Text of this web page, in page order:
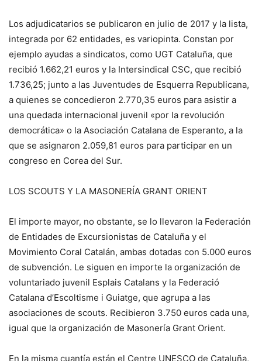
Los adjudicatarios se publicaron en julio de 2017 y la lista,
integrada por 62 entidades, es variopinta. Constan por
ejemplo ayudas a sindicatos, como UGT Cataluña, que
recibió 1.662,21 euros y la Intersindical CSC, que recibió
1.736,25; junto a las Juventudes de Esquerra Republicana,
a quienes se concedieron 2.770,35 euros para asistir a
una quedada internacional juvenil «por la revolución
democrática» o la Asociación Catalana de Esperanto, a la
que se asignaron 2.059,81 euros para participar en un
congreso en Corea del Sur.
LOS SCOUTS Y LA MASONERÍA GRANT ORIENT
El importe mayor, no obstante, se lo llevaron la Federación
de Entidades de Excursionistas de Cataluña y el
Movimiento Coral Catalán, ambas dotadas con 5.000 euros
de subvención. Le siguen en importe la organización de
voluntariado juvenil Esplais Catalans y la Federació
Catalana d’Escoltisme i Guiatge, que agrupa a las
asociaciones de scouts. Recibieron 3.750 euros cada una,
igual que la organización de Masonería Grant Orient.
En la misma cuantía están el Centre UNESCO de Cataluña,